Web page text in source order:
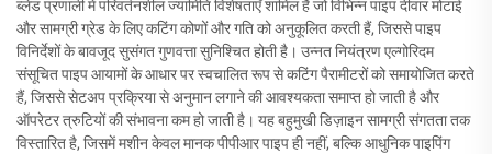
ब्लेड प्रणाली में परिवर्तनशील ज्यामिति विशेषताएँ शामिल हैं जो विभिन्न पाइप दीवार मोटाई
और सामग्री ग्रेड के लिए कटिंग कोणों और गति को अनुकूलित करती हैं, जिससे पाइप
विनिर्देशों के बावजूद सुसंगत गुणवत्ता सुनिश्चित होती है। उन्नत नियंत्रण एल्गोरिदम
संसूचित पाइप आयामों के आधार पर स्वचालित रूप से कटिंग पैरामीटरों को समायोजित करते
हैं, जिससे सेटअप प्रक्रिया से अनुमान लगाने की आवश्यकता समाप्त हो जाती है और
ऑपरेटर त्रुटियों की संभावना कम हो जाती है। यह बहुमुखी डिज़ाइन सामग्री संगतता तक
विस्तारित है, जिसमें मशीन केवल मानक पीपीआर पाइप ही नहीं, बल्कि आधुनिक पाइपिंग